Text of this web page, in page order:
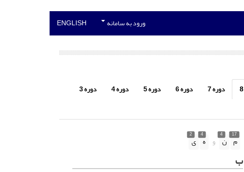
ورود به سامانه ENGLISH
دوره 7 دوره 6 دوره 5 دوره 4
دوره 3
17
م
4
ن و
4
ه
2
ی
ب